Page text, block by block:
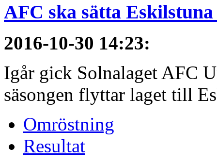
AFC ska sätta
2016-10-30 14:23:
Igår gick Solnalaget AFC
säsongen flyttar laget till
Omröstning
Resultat